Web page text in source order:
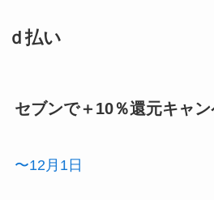
ｄ払い
セブンで＋10％還元キャ
〜12月1日